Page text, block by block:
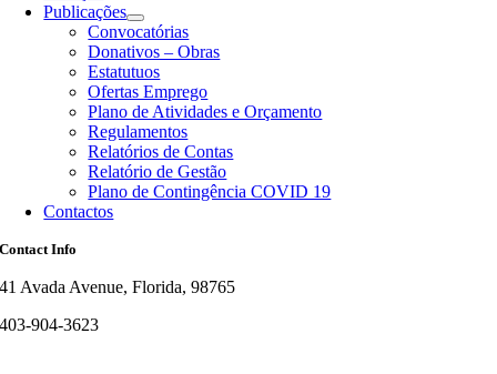
Publicações
Convocatórias
Donativos – Obras
Estatutuos
Ofertas Emprego
Plano de Atividades e Orçamento
Regulamentos
Relatórios de Contas
Relatório de Gestão
Plano de Contingência COVID 19
Contactos
Contact Info
41 Avada Avenue, Florida, 98765
403-904-3623